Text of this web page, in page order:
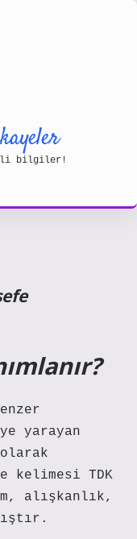
bilgiler!
yarayan
kelimesi TDK
alışkanlık,